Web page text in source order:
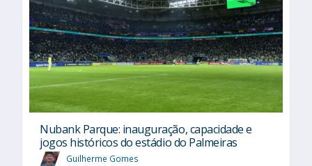
Nubank Parque: inauguração, capacidade e
jogos históricos do estádio do Palmeiras
Guilherme Gomes